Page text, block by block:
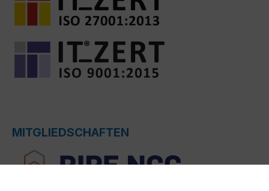
MITGLIEDSCHAFTEN